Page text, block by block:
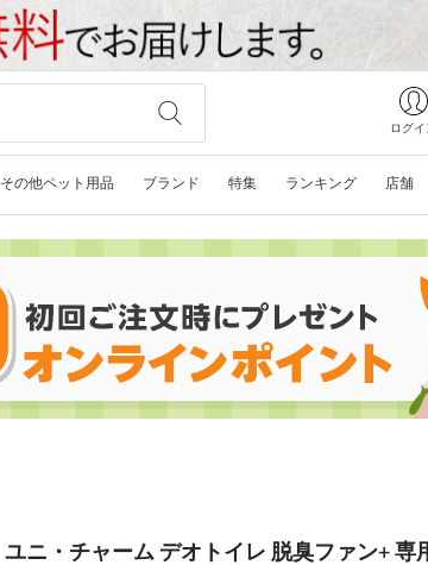
ログイ
その他ペット用品 ブランド 特集 ランキング 店舗
ユニ・チャーム デオトイレ 脱臭ファン+ 専